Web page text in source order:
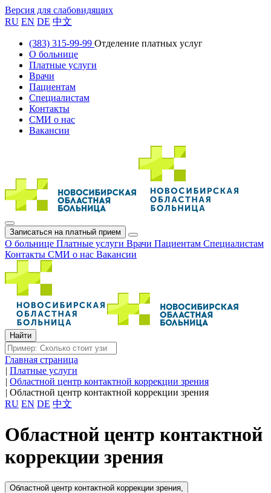
Версия для слабовидящих
RU EN DE 中文
(383) 315-99-99 Отделение платных услуг
О больнице
Платные услуги
Врачи
Пациентам
Специалистам
Контакты
СМИ о нас
Вакансии
Записаться на платный прием
О больнице Платные услуги Врачи Пациентам Специалистам
Контакты СМИ о нас Вакансии
Главная страница
| Платные услуги
| Областной центр контактной коррекции зрения
| Областной центр контактной коррекции зрения
RU EN DE 中文
Областной центр контактной
коррекции зрения
Областной центр контактной коррекции зрения,